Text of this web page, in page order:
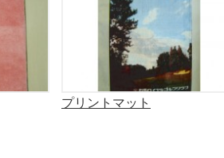
プリントマット